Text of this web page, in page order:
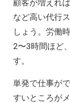
顧客が増えれ
など高い代行
しょう。労働
2〜3時間ほど
す。
単発で仕事が
すいところが